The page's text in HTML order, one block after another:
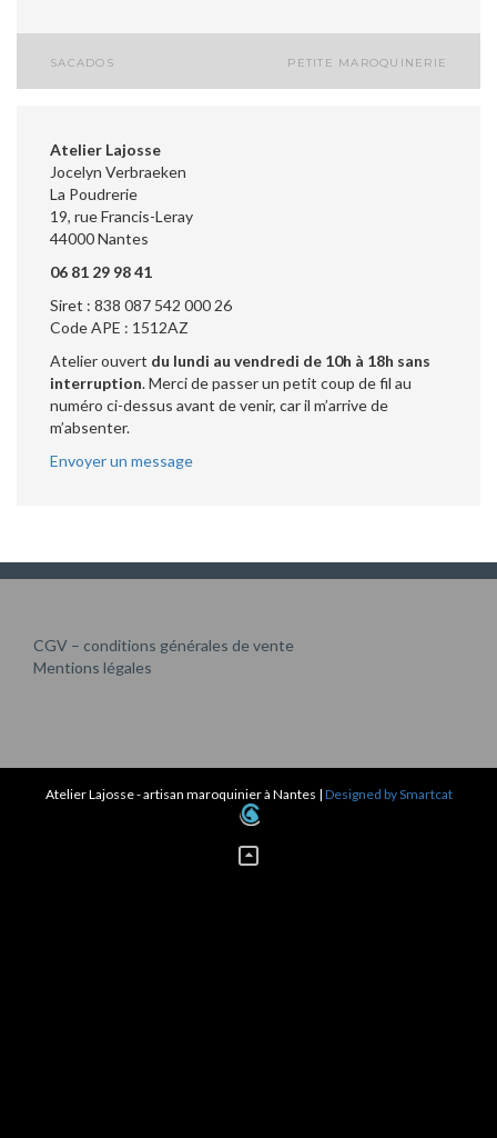
Navigation
l’article
SACADOS PETITE MAROQUINERIE
Atelier Lajosse
Jocelyn Verbraeken
La Poudrerie
19, rue Francis-Leray
44000 Nantes
06 81 29 98 41
Siret : 838 087 542 000 26
Code APE : 1512AZ
Atelier ouvert du lundi au vendredi de 10h à 18h sans
interruption. Merci de passer un petit coup de fil au
numéro ci-dessus avant de venir, car il m’arrive de
m’absenter.
Envoyer un message
CGV – conditions générales de vente
Mentions légales
Atelier Lajosse - artisan maroquinier à Nantes | Designed by Smartcat